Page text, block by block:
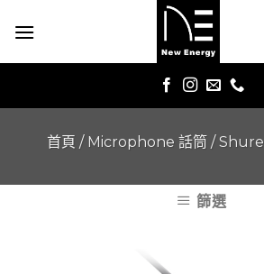
首頁 / Microphone 話筒 /Shure
篩選